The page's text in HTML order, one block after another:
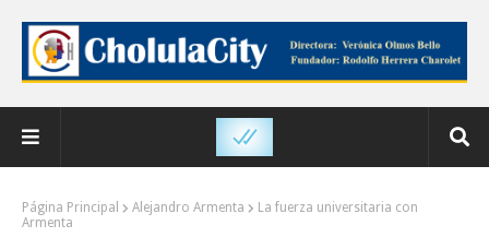
Página Principal Alejandro Armenta
La fuerza universitaria con
Armenta